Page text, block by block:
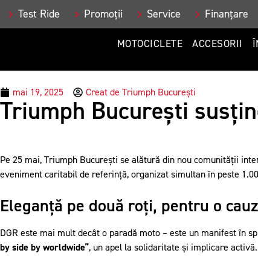
Test Ride Promoții Service Finanțare
MOTOCICLETE ACCESORII
mai 19, 2025 Creat de Triumph București
Triumph București
Pe 25 mai, Triumph București se alătură din nou comunității
eveniment caritabil de referință, organizat simultan în peste
Eleganță pe două roți, pentru o
DGR este mai mult decât o paradă moto – este un manifest în
by side by worldwide”, un apel la solidaritate și implicare activă.